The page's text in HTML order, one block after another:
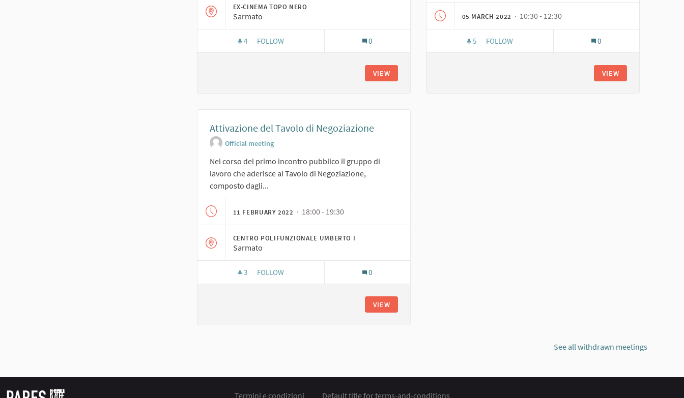
EX-CINEMA TOPO NERO
Sarmato
4 4 FOLLOWERS
FOLLOW 0
VIEW
05 MARCH 2022 · 10:30 - 12:30
5 5 FOLLOWERS
FOLLOW 0
VIEW
Attivazione del Tavolo di Negoziazione
Official meeting
Nel corso del primo incontro pubblico il gruppo di
lavoro che aderisce al Tavolo di Negoziazione,
composto dagli...
11 FEBRUARY 2022 · 18:00 - 19:30
CENTRO POLIFUNZIONALE UMBERTO I
Sarmato
3 3 FOLLOWERS
FOLLOW 0
VIEW
See all withdrawn meetings
Termini e condizioni Default title for terms-and-conditions